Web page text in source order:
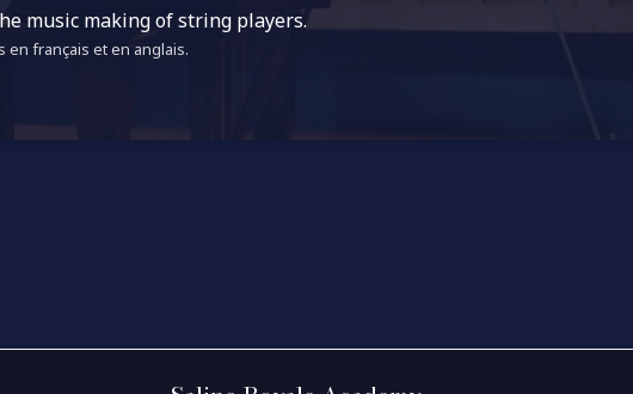
music making of string players.
français et en anglais.